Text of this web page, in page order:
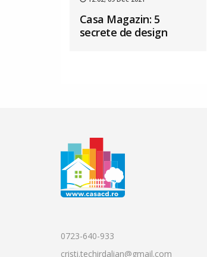
Casa Magazin: 5
secrete de design
0723-640-933
cristi.techirdalian@gmail.com